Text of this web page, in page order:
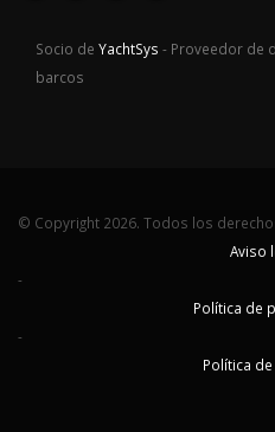
Socio de YachtSys - Proveedor de
barcos
© Copyright 2026. Todos los
Aviso
-
Política de
-
Política